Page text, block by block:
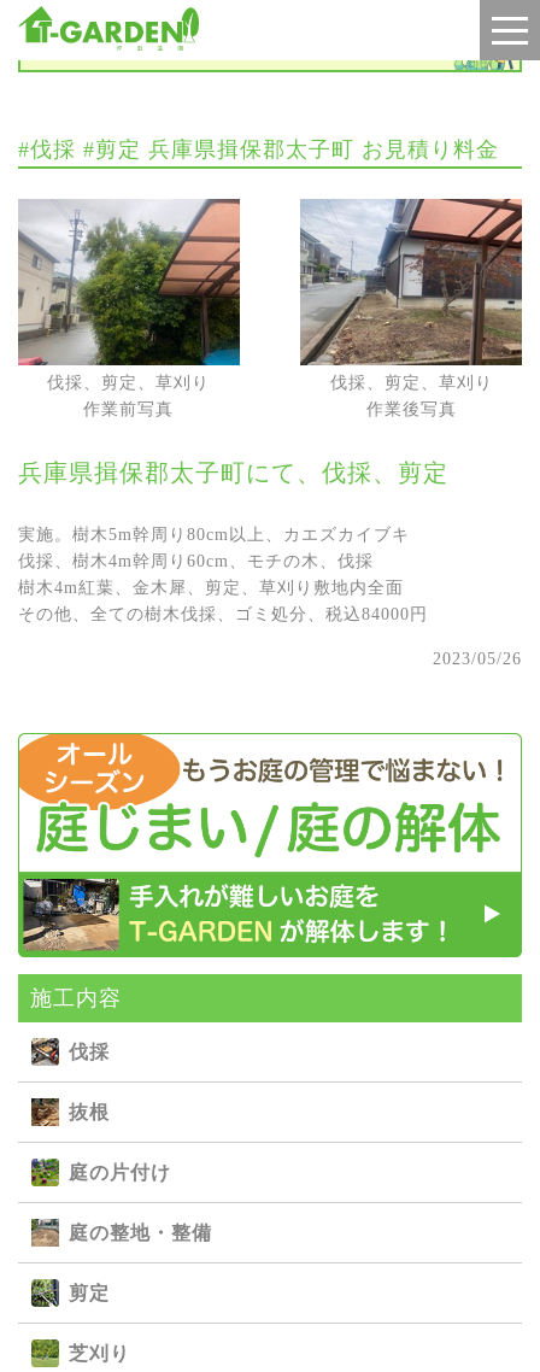
施工実績
施⼯内容
伐採
抜根
庭の⽚付け
庭の整地・整備
剪定
芝刈り
#伐採 #剪定 兵庫県揖保郡太子町 お見積り料金
伐採、剪定、草刈り
作業前写真
伐採、剪定、草刈り
作業後写真
兵庫県揖保郡太子町にて、伐採、剪定
実施。樹木5m幹周り80cm以上、カエズカイブキ
伐採、樹木4m幹周り60cm、モチの木、伐採
樹木4m紅葉、金木犀、剪定、草刈り敷地内全面
その他、全ての樹木伐採、ゴミ処分、税込84000円
2023/05/26